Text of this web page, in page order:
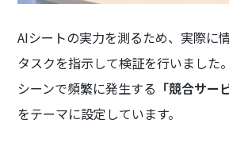
AIシートの実力を測るため、実際に
タスクを指示して検証を行いました
シーンで頻繁に発生する 「競合サー
をテーマに設定しています。